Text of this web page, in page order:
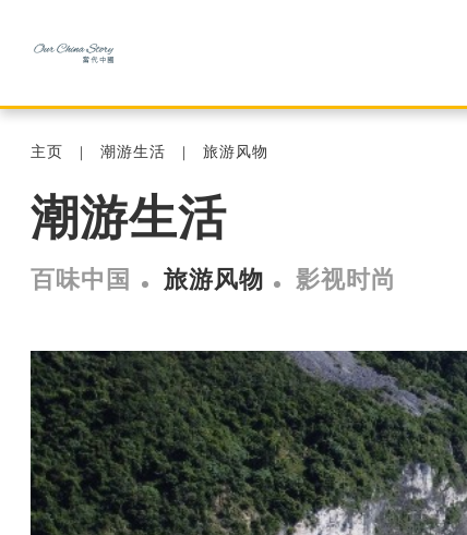
主页 潮游生活 旅游风物
潮游生活
百味中国 旅游风物 影视时尚